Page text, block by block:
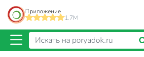
Приложение
1.7M